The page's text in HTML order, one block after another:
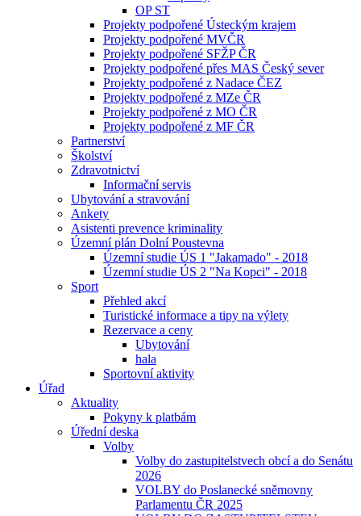
OP ST
Projekty podpořené Ústeckým krajem
Projekty podpořené MVČR
Projekty podpořené SFŽP ČR
Projekty podpořené přes MAS Český sever
Projekty podpořené z Nadace ČEZ
Projekty podpořené z MZe ČR
Projekty podpořené z MO ČR
Projekty podpořené z MF ČR
Partnerství
Školství
Zdravotnictví
Informační servis
Ubytování a stravování
Ankety
Asistenti prevence kriminality
Územní plán Dolní Poustevna
Územní studie ÚS 1 "Jakamado" - 2018
Územní studie ÚS 2 "Na Kopci" - 2018
Sport
Přehled akcí
Turistické informace a tipy na výlety
Rezervace a ceny
Ubytování
hala
Sportovní aktivity
Úřad
Aktuality
Pokyny k platbám
Úřední deska
Volby
Volby do zastupitelstvech obcí a do Senátu
2026
VOLBY do Poslanecké sněmovny
Parlamentu ČR 2025